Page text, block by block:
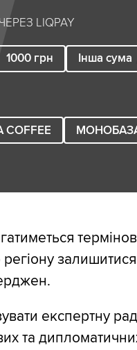
LIQPAY
1000 грн Інша сума
COFFEE
експертну
та